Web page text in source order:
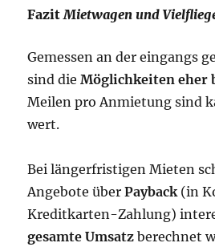
FazitMietwagen und
Gemessen an der eingangs
sind dieMöglichkeiten eher
Meilen pro Anmietung sind
wert.
Bei längerfristigen Mieten
Angebote überPayback (in
Kreditkarten-Zahlung)
gesamte Umsatz berechnet